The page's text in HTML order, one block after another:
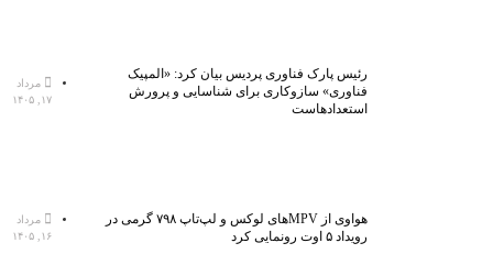
رئیس پارک فناوری پردیس بیان کرد: «المپیک
فناوری» سازوکاری برای شناسایی و پرورش
استعدادهاست
مرداد
۱۷, ۱۴۰۵
هواوی از MPVهای لوکس و لپ‌تاپ ۷۹۸ گرمی در
رویداد ۵ اوت رونمایی کرد
مرداد
۱۶, ۱۴۰۵